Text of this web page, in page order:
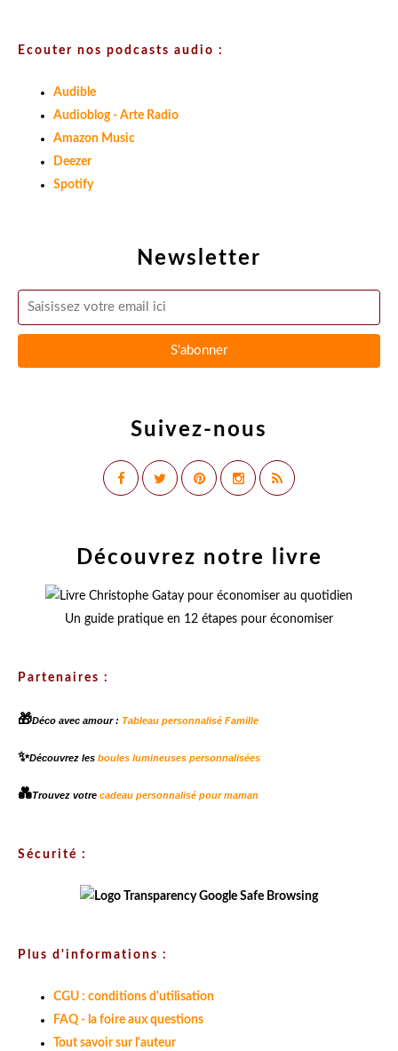
Newsletter
Suivez-nous
Ecouter nos podcasts audio :
Audible
Audioblog - Arte Radio
Amazon Music
Deezer
Spotify
Découvrez notre livre
Un guide pratique en 12 étapes pour économiser
Partenaires :
🎁Déco avec amour : Tableau personnalisé Famille
✨Découvrez les boules lumineuses personnalisées
💑Trouvez votre cadeau personnalisé pour maman
Sécurité :
Plus d'informations :
CGU : conditions d'utilisation
FAQ - la foire aux questions
Tout savoir sur l'auteur